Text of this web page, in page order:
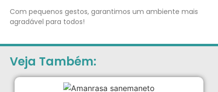
Com pequenos gestos, garantimos um ambiente mais
agradável para todos!
Veja Também: